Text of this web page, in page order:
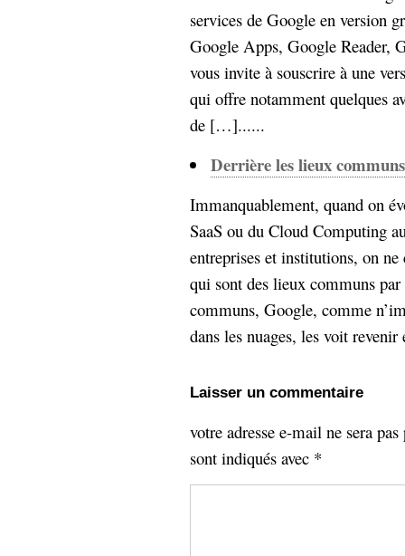
services de Google en version
Google Apps, Google Reader,
vous invite à souscrire à une
qui offre notamment quelques
de […]......
Derrière les lieux
Immanquablement, quand on
SaaS ou du Cloud Computing
entreprises et institutions, on ne
qui sont des lieux communs
communs, Google, comme
dans les nuages, les voit
Laisser un commentaire
votre adresse e-mail ne sera
sont indiqués avec *